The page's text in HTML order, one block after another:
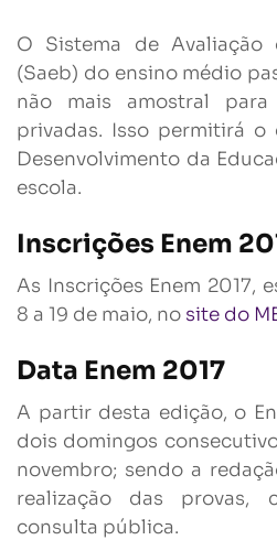
O Sistema de Avaliação
(Saeb) do ensino médio
não mais amostral
privadas. Isso permitirá
Desenvolvimento da
escola.
Inscrições Enem
As Inscrições Enem 2017,
8 a 19 de maio, no site do
Data Enem 2017
A partir desta edição, o
dois domingos
novembro; sendo a
realização das provas,
consulta pública.